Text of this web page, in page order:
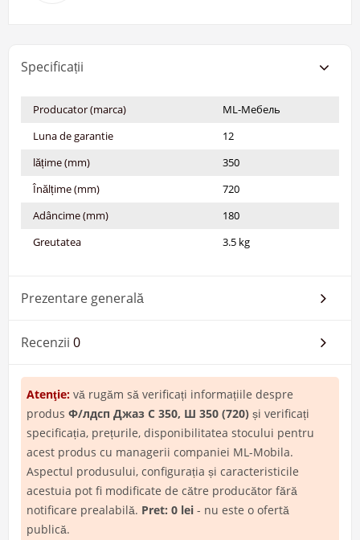
Specificații
Producator (marca)
ML-Мебель
Luna de garantie
12
lățime (mm)
350
Înălțime (mm)
720
Adâncime (mm)
180
Greutatea
3.5 kg
Prezentare generală
Recenzii 0
Atenţie: vă rugăm să verificați informațiile despre
produs Ф/лдсп Джаз С 350, Ш 350 (720) și verificați
specificația, prețurile, disponibilitatea stocului pentru
acest produs cu managerii companiei ML-Mobila.
Aspectul produsului, configurația și caracteristicile
acestuia pot fi modificate de către producător fără
notificare prealabilă. Pret: 0 lei - nu este o ofertă
publică.